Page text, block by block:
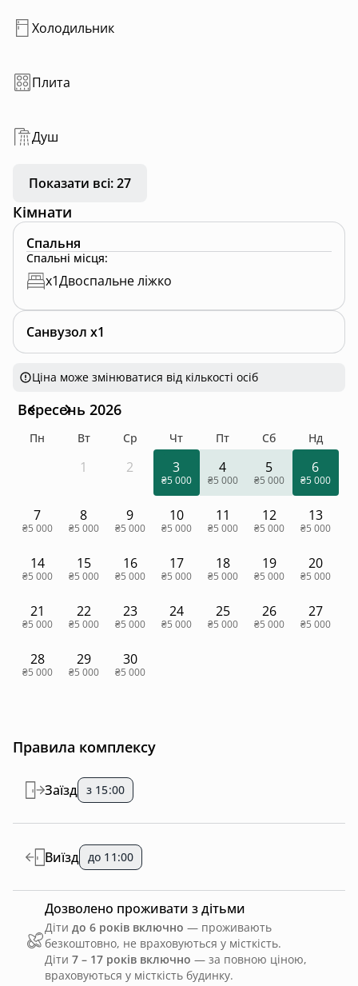
Холодильник
Плита
Душ
Показати всі: 27
Кімнати
Спальня
Спальні місця:
x1Двоспальне ліжко
Санвузол x1
Ціна може змінюватися від кількості осіб
Вересень 2026
Пн Вт Ср Чт Пт Сб Нд
1 2 3
₴5 000
4
₴5 000
5
₴5 000
6
₴5 000
7
₴5 000
8
₴5 000
9
₴5 000
10
₴5 000
11
₴5 000
12
₴5 000
13
₴5 000
14
₴5 000
15
₴5 000
16
₴5 000
17
₴5 000
18
₴5 000
19
₴5 000
20
₴5 000
21
₴5 000
22
₴5 000
23
₴5 000
24
₴5 000
25
₴5 000
26
₴5 000
27
₴5 000
28
₴5 000
29
₴5 000
30
₴5 000
Правила комплексу
Заїзд з 15:00
Виїзд до 11:00
Дозволено проживати з дітьми
Діти до 6 років включно — проживають
безкоштовно, не враховуються у місткість.
Діти 7 – 17 років включно — за повною ціною,
враховуються у місткість будинку.